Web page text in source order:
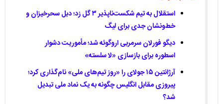
استقلال به تیم شکست‌ناپذیر ۳ گل زد؛ دبل سحرخیزان و
خط‌ونشان جدی برای لیگ
دیگو فورلان سرمربی اروگوئه شد؛ مأموریت دشوار
اسطوره برای بازسازی «لا سلسته»
آرژانتین ۱۵ جولای را «روز تیم‌های ملی» نام‌گذاری کرد؛
پیروزی مقابل انگلیس چگونه به یک نماد ملی تبدیل
شد؟